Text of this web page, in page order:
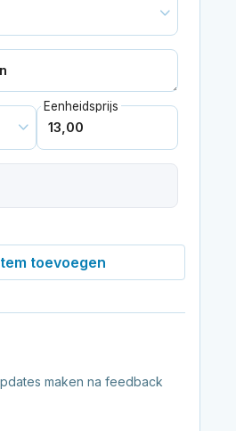
Eenheidsprijs
toevoegen
maken na feedback